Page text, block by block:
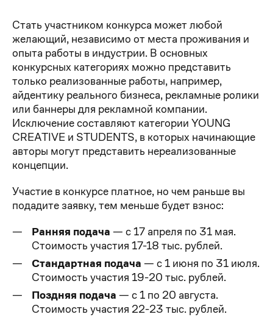
Стать участником конкурса может любой
желающий, независимо от места проживания и
опыта работы в индустрии. В основных
конкурсных категориях можно представить
только реализованные работы, например,
айдентику реального бизнеса, рекламные ролики
или баннеры для рекламной компании.
Исключение составляют категории YOUNG
CREATIVE и STUDENTS, в которых начинающие
авторы могут представить нереализованные
концепции.
Участие в конкурсе платное, но чем раньше вы
подадите заявку, тем меньше будет взнос:
Ранняя подача — с 17 апреля по 31 мая.
Стоимость участия 17-18 тыс. рублей.
Стандартная подача — с 1 июня по 31 июля.
Стоимость участия 19-20 тыс. рублей.
Поздняя подача — с 1 по 20 августа.
Стоимость участия 22-23 тыс. рублей.